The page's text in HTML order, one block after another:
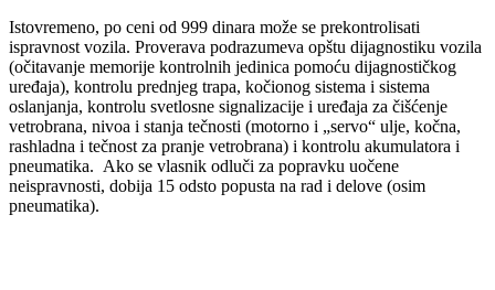
Istovremeno, po ceni od 999 dinara može se prekontrolisati
ispravnost vozila. Proverava podrazumeva opštu dijagnostiku vozila
(očitavanje memorije kontrolnih jedinica pomoću dijagnostičkog
uređaja), kontrolu prednjeg trapa, kočionog sistema i sistema
oslanjanja, kontrolu svetlosne signalizacije i uređaja za čišćenje
vetrobrana, nivoa i stanja tečnosti (motorno i „servo“ ulje, kočna,
rashladna i tečnost za pranje vetrobrana) i kontrolu akumulatora i
pneumatika. Ako se vlasnik odluči za popravku uočene
neispravnosti, dobija 15 odsto popusta na rad i delove (osim
pneumatika).